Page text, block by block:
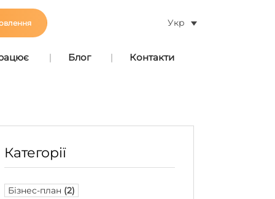
Укр
Блог Контакти
Категорії
Бізнес-план (2)